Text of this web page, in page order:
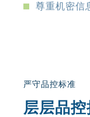
尊重机密信
严守品控标准
层层品